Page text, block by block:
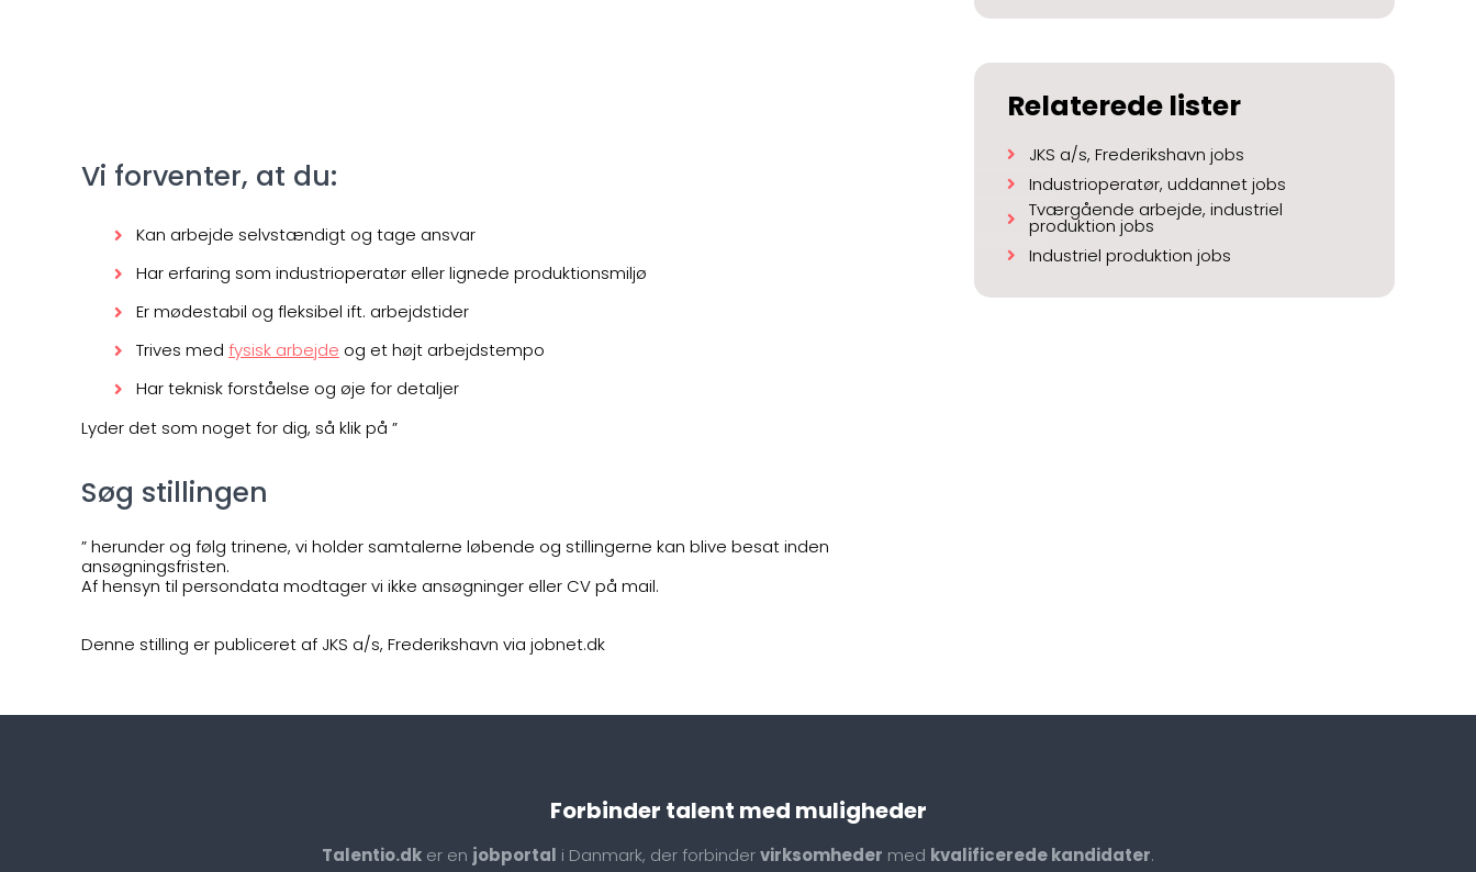
Vi forventer, at du:
Kan arbejde selvstændigt og tage ansvar
Har erfaring som industrioperatør eller lignede produktionsmiljø
Er mødestabil og fleksibel ift. arbejdstider
Trives med fysisk arbejde og et højt arbejdstempo
Har teknisk forståelse og øje for detaljer
Lyder det som noget for dig, så klik på ”
Søg stillingen
” herunder og følg trinene, vi holder samtalerne løbende og stillingerne kan blive besat inden
ansøgningsfristen.
Af hensyn til persondata modtager vi ikke ansøgninger eller CV på mail.
Denne stilling er publiceret af JKS a/s, Frederikshavn via jobnet.dk
Relaterede lister
JKS a/s, Frederikshavn jobs
Industrioperatør, uddannet jobs
Tværgående arbejde, industriel
produktion jobs
Industriel produktion jobs
Forbinder talent med muligheder
Talentio.dk er en jobportal i Danmark, der forbindervirksomheder med kvalificerede kandidater.